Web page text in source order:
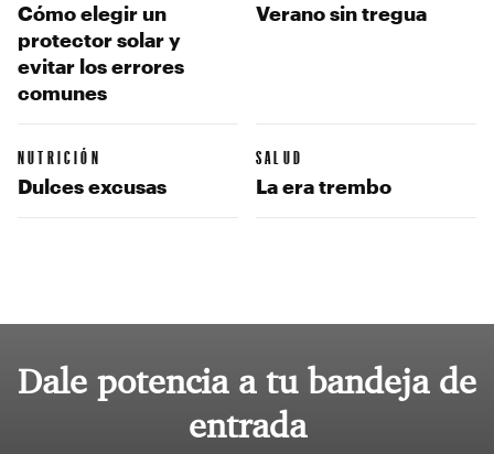
Cómo elegir un
protector solar y
evitar los errores
comunes
Verano sin tregua
NUTRICIÓN
Dulces excusas
SALUD
La era trembo
Dale potencia a tu bandeja de
entrada